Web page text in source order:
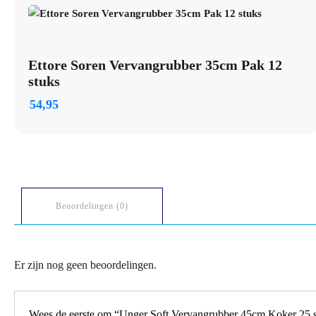
Ettore Soren Vervangrubber 35cm Pak 12
stuks
54,95
Beoordelingen (0)
Er zijn nog geen beoordelingen.